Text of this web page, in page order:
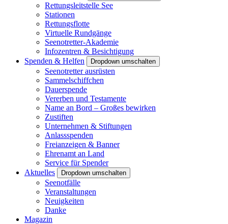
Rettungsleitstelle See
Stationen
Rettungsflotte
Virtuelle Rundgänge
Seenotretter-Akademie
Infozentren & Besichtigung
Spenden & Helfen
Dropdown umschalten
Seenotretter ausrüsten
Sammelschiffchen
Dauerspende
Vererben und Testamente
Name an Bord – Großes bewirken
Zustiften
Unternehmen & Stiftungen
Anlassspenden
Freianzeigen & Banner
Ehrenamt an Land
Service für Spender
Aktuelles
Dropdown umschalten
Seenotfälle
Veranstaltungen
Neuigkeiten
Danke
Magazin